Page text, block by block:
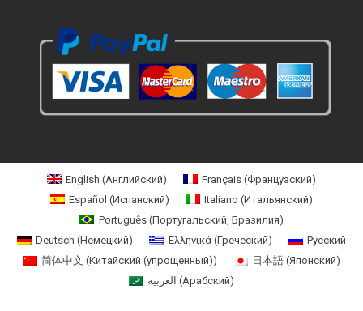
English (Английский) Français (Французский)
Español (Испанский) Italiano (Итальянский)
Português(Португальский, Бразилия)
Deutsch (Немецкий) Ελληνικά(Греческий)
Русский
简体中文 (Китайский (упрощенный)) 日本語 (Японский)
العربية (Арабский)